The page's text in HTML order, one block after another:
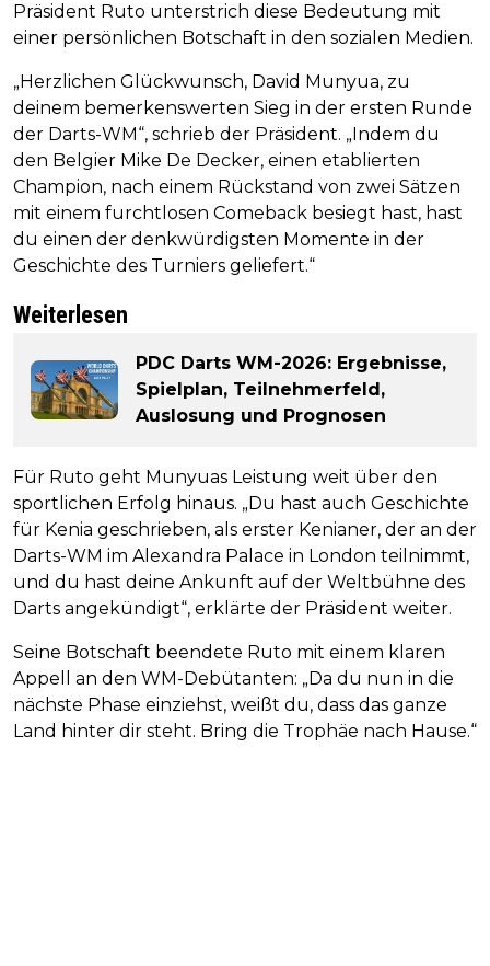
Präsident Ruto unterstrich diese Bedeutung mit
einer persönlichen Botschaft in den sozialen Medien.
„Herzlichen Glückwunsch, David Munyua, zu
deinem bemerkenswerten Sieg in der ersten Runde
der Darts-WM“, schrieb der Präsident. „Indem du
den Belgier Mike De Decker, einen etablierten
Champion, nach einem Rückstand von zwei Sätzen
mit einem furchtlosen Comeback besiegt hast, hast
du einen der denkwürdigsten Momente in der
Geschichte des Turniers geliefert.“
Weiterlesen
PDC Darts WM-2026: Ergebnisse,
Spielplan, Teilnehmerfeld,
Auslosung und Prognosen
Für Ruto geht Munyuas Leistung weit über den
sportlichen Erfolg hinaus. „Du hast auch Geschichte
für Kenia geschrieben, als erster Kenianer, der an der
Darts-WM im Alexandra Palace in London teilnimmt,
und du hast deine Ankunft auf der Weltbühne des
Darts angekündigt“, erklärte der Präsident weiter.
Seine Botschaft beendete Ruto mit einem klaren
Appell an den WM-Debütanten: „Da du nun in die
nächste Phase einziehst, weißt du, dass das ganze
Land hinter dir steht. Bring die Trophäe nach Hause.“